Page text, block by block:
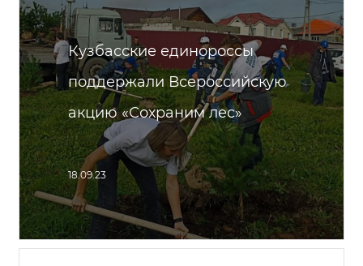
Кузбасские единороссы
поддержали Всероссийскую
акцию «Сохраним лес»
18.09.23